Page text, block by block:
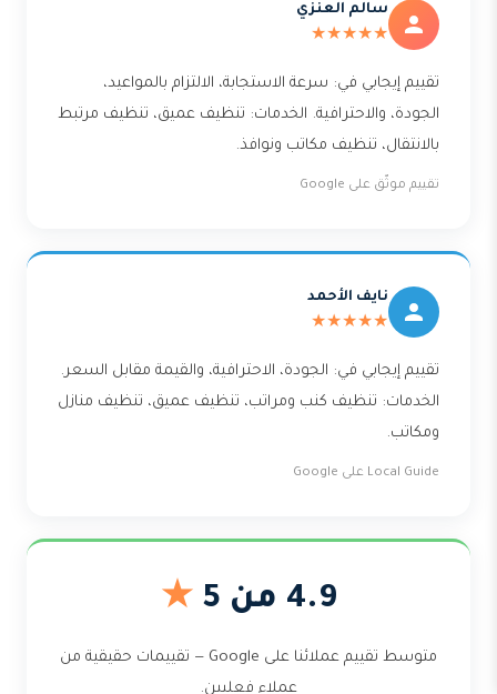
سالم العنزي
★★★★★
تقييم إيجابي في: سرعة الاستجابة، الالتزام بالمواعيد،
الجودة، والاحترافية. الخدمات: تنظيف عميق، تنظيف مرتبط
بالانتقال، تنظيف مكاتب ونوافذ.
تقييم موثّق على Google
نايف الأحمد
★★★★★
تقييم إيجابي في: الجودة، الاحترافية، والقيمة مقابل السعر.
الخدمات: تنظيف كنب ومراتب، تنظيف عميق، تنظيف منازل
ومكاتب.
Local Guide على Google
4.9 من 5 ★
متوسط تقييم عملائنا على Google — تقييمات حقيقية من
عملاء فعليين.